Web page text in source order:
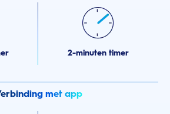
2-minuten timer
met app